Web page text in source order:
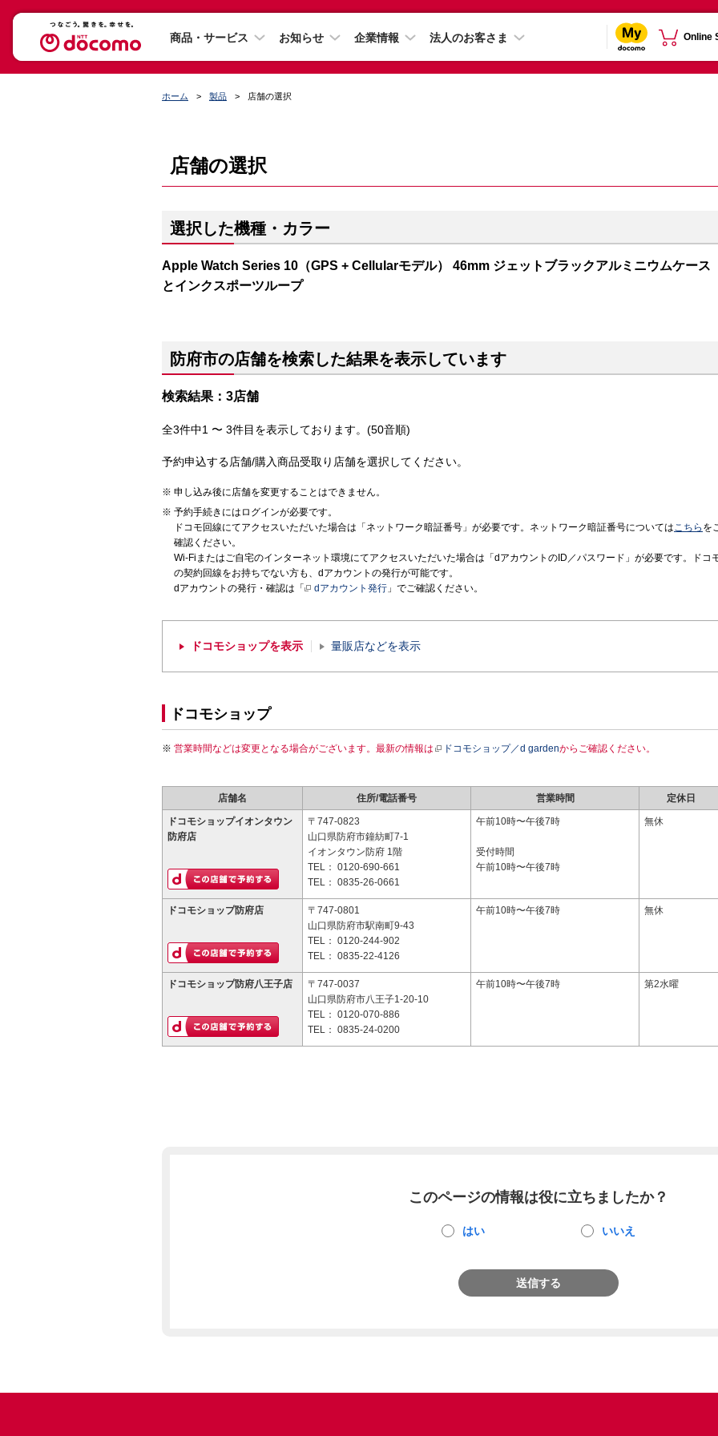
商品・サービス お知らせ 企業情報 法人のお客さま Online
ホーム 製品 店舗の選択
店舗の選択
選択した機種・カラー
Apple Watch Series 10（GPS + Cellularモデル） 46mm ジェットブラックアルミニウムケース
とインクスポーツループ
防府市の店舗を検索した結果を表示しています
検索結果：3店舗
全3件中1 〜 3件目を表示しております。(50音順)
予約申込する店舗/購入商品受取り店舗を選択してください。
申し込み後に店舗を変更することはできません。
予約手続きにはログインが必要です。
ドコモ回線にてアクセスいただいた場合は「ネットワーク暗証番号」が必要です。ネットワーク暗証番号についてはこちら を
確認ください。
Wi-Fiまたはご自宅のインターネット環境にてアクセスいただいた場合は「dアカウントのID／パスワード」が必要です。ドコ
の契約回線をお持ちでない方も、dアカウントの発行が可能です。
dアカウントの発行・確認は「
dアカウント発行 」でご確認ください。
ドコモショップを表示 量販店などを表示
ドコモショップ
営業時間などは変更となる場合がございます。最新の情報は ドコモショップ／d gardenからご確認ください。
店舗名 住所/電話番号 営業時間 定休日
ドコモショップイオンタウン
防府店
〒747-0823
山口県防府市鐘紡町7-1
イオンタウン防府 1階
TEL： 0120-690-661
TEL： 0835-26-0661
午前10時〜午後7時
受付時間
午前10時〜午後7時
無休
ドコモショップ防府店
〒747-0801
山口県防府市駅南町9-43
TEL： 0120-244-902
TEL： 0835-22-4126
午前10時〜午後7時 無休
ドコモショップ防府八王子店
〒747-0037
山口県防府市八王子1-20-10
TEL： 0120-070-886
TEL： 0835-24-0200
午前10時〜午後7時 第2水曜
このページの情報は役に立ちましたか？
はい いいえ
送信する